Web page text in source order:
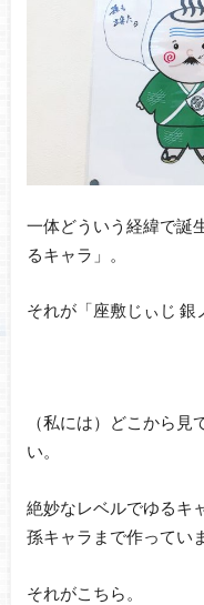
一体どういう経緯で誕
るキャラ」。
それが「座敷じぃじ 銀
（私には）どこから
い。
絶妙なレベルでゆるキ
孫キャラまで作ってい
それがこちら。